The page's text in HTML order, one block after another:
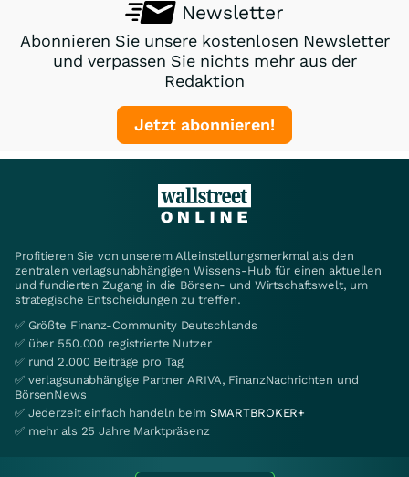
Newsletter
Abonnieren Sie unsere kostenlosen Newsletter
und verpassen Sie nichts mehr aus der
Redaktion
Jetzt abonnieren!
Profitieren Sie von unserem Alleinstellungsmerkmal als den
zentralen verlagsunabhängigen Wissens-Hub für einen aktuellen
und fundierten Zugang in die Börsen- und Wirtschaftswelt, um
strategische Entscheidungen zu treffen.
✅ Größte Finanz-Community Deutschlands
✅ über 550.000 registrierte Nutzer
✅ rund 2.000 Beiträge pro Tag
✅ verlagsunabhängige Partner ARIVA, FinanzNachrichten und
BörsenNews
✅ Jederzeit einfach handeln beim SMARTBROKER+
✅ mehr als 25 Jahre Marktpräsenz